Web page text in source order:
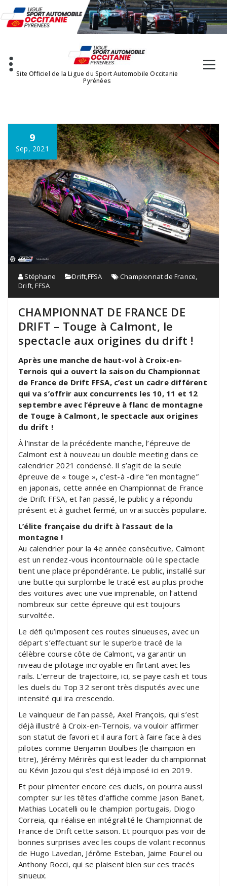
au
contenu
Site Officiel de la Ligue du Sport Automobile Occitanie
Pyrénées
9
Sep, 2021
Stéphane Drift,FFSA Championnat de France,
Drift,FFSA
CHAMPIONNAT DE FRANCE DE
DRIFT – Touge à Calmont, le
spectacle aux origines du drift !
Après une manche de haut-vol à Croix-en-
Ternois qui a ouvert la saison du Championnat
de France de Drift FFSA, c’est un cadre différent
qui va s’offrir aux concurrents les 10, 11 et 12
septembre avec l’épreuve à flanc de montagne
de Touge à Calmont, le spectacle aux origines
du drift !
À l’instar de la précédente manche, l’épreuve de
Calmont est à nouveau un double meeting dans ce
calendrier 2021 condensé. Il s’agit de la seule
épreuve de « touge », c’est-à -dire “en montagne”
en japonais, cette année en Championnat de France
de Drift FFSA, et l’an passé, le public y a répondu
présent et à guichet fermé, un vrai succès populaire.
L’élite française du drift à l’assaut de la
montagne !
Au calendrier pour la 4e année consécutive, Calmont
est un rendez-vous incontournable où le spectacle
tient une place prépondérante. Le public, installé sur
une butte qui surplombe le tracé est au plus proche
des voitures avec une vue imprenable, on l’attend
nombreux sur cette épreuve qui est toujours
survoltée.
Le défi qu’imposent ces routes sinueuses, avec un
départ s’effectuant sur le superbe tracé de la
célèbre course côte de Calmont, va garantir un
niveau de pilotage incroyable en flirtant avec les
rails. L’erreur de trajectoire, ici, se paye cash et tous
les duels du Top 32 seront très disputés avec une
intensité qui ira crescendo.
Le vainqueur de l’an passé, Axel François, qui s’est
déjà illustré à Croix-en-Ternois, va vouloir affirmer
son statut de favori et il aura fort à faire face à des
pilotes comme Benjamin Boulbes (le champion en
titre), Jérémy Mérirès qui est leader du championnat
ou Kévin Jozou qui s’est déjà imposé ici en 2019.
Et pour pimenter encore ces duels, on pourra aussi
compter sur les têtes d’affiche comme Jason Banet,
Mathias Locatelli ou le champion portugais, Diogo
Correia, qui réalise en intégralité le Championnat de
France de Drift cette saison. Et pourquoi pas voir de
bonnes surprises avec les coups de volant reconnus
de Hugo Lavedan, Jérôme Esteban, Jaime Fourel ou
Anthony Rocci, qui se plaisent bien sur ces tracés
sinueux.